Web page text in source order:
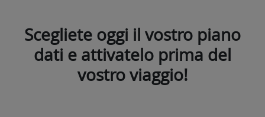
Scegliete oggi il vostro piano
dati e attivatelo prima del
vostro viaggio!